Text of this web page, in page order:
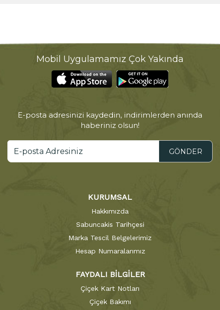
Mobil Uygulamamız Çok Yakında
E-posta adresinizi kaydedin, indirimlerden anında
haberiniz olsun!
GÖNDER
KURUMSAL
Hakkımızda
Sabuncakis Tarihçesi
Marka Tescil Belgelerimiz
Hesap Numaralarımız
FAYDALI BİLGİLER
Çiçek Kart Notları
Çiçek Bakımı